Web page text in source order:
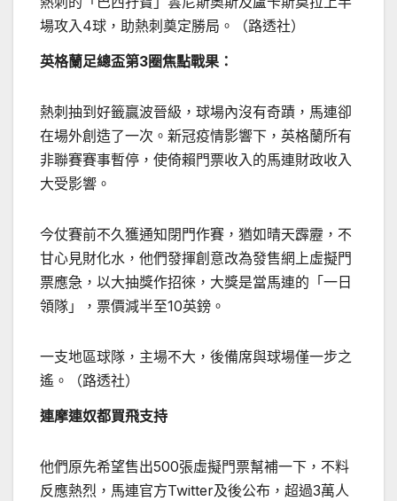
場攻入4球，助熱刺奠定勝局。（路透社）
英格蘭足總盃第3圈焦點戰果：
熱刺抽到好籤贏波晉級，球場內沒有奇蹟，馬連卻
在場外創造了一次。新冠疫情影響下，英格蘭所有
非聯賽賽事暫停，使倚賴門票收入的馬連財政收入
大受影響。
今仗賽前不久獲通知閉門作賽，猶如晴天霹靂，不
甘心見財化水，他們發揮創意改為發售網上虛擬門
票應急，以大抽獎作招徠，大獎是當馬連的「一日
領隊」，票價減半至10英鎊。
一支地區球隊，主場不大，後備席與球場僅一步之
遙。（路透社）
連摩連奴都買飛支持
他們原先希望售出500張虛擬門票幫補一下，不料
反應熱烈，馬連官方Twitter及後公布，超過3萬人